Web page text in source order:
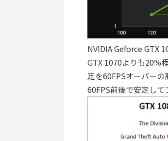
NVIDIA Geforce GTX
GTX 1070よりも20％
定を60FPSオーバー
60FPS前後で安定して